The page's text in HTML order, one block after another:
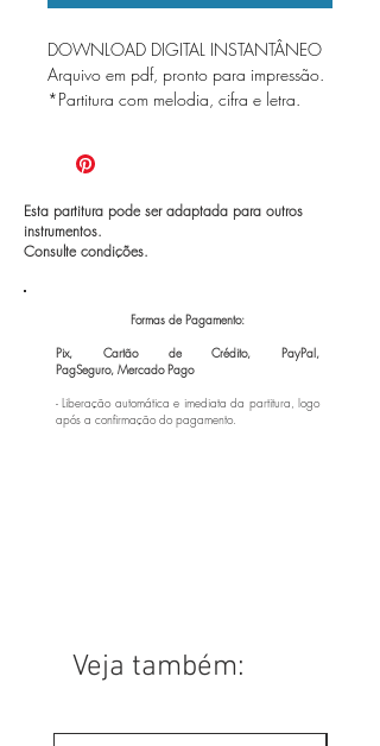
DOWNLOAD DIGITAL INSTANTÂNEO
Arquivo em pdf, pronto para impressão.
*Partitura com melodia, cifra e letra.
Esta partitura pode ser adaptada para outros
instrumentos.
Consulte condições.
Formas de Pagamento:
Pix, Cartão de Crédito, PayPal,
PagSeguro, Mercado Pago
- Liberação automática e imediata da partitura, logo
após a confirmação do pagamento.
Veja também: